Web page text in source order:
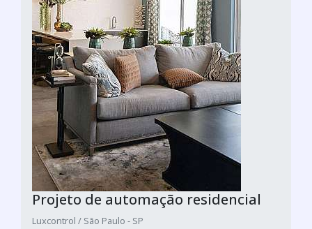
Projeto de automação residencial
Luxcontrol / São Paulo - SP